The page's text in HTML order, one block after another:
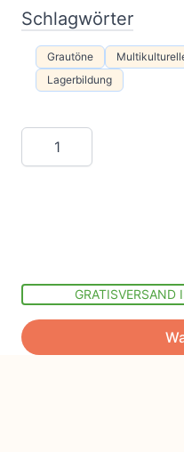
Schlagwörter
Grautöne
Lagerbildung
Menge
GRATISVERSAND